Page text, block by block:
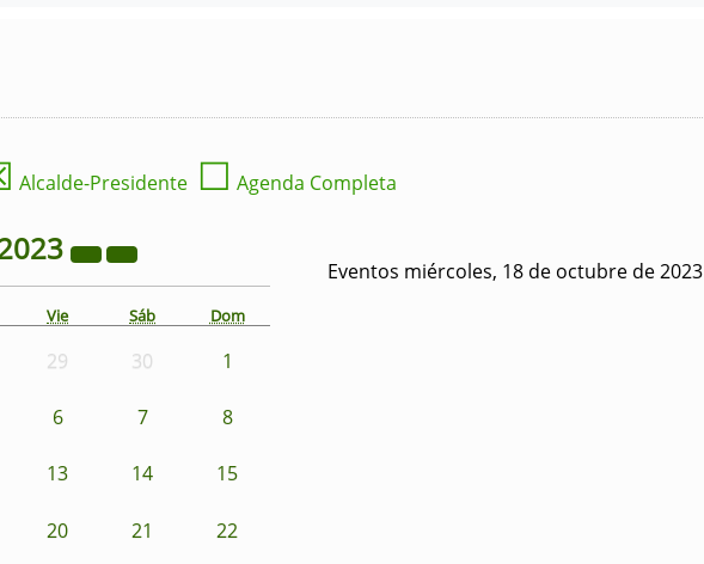
Alcalde-Presidente ☐ Agenda Completa
Vie Sáb Dom
29 30 1
6 7 8
13 14 15
20 21 22
Eventos miércoles, 18 de octubre de 2023